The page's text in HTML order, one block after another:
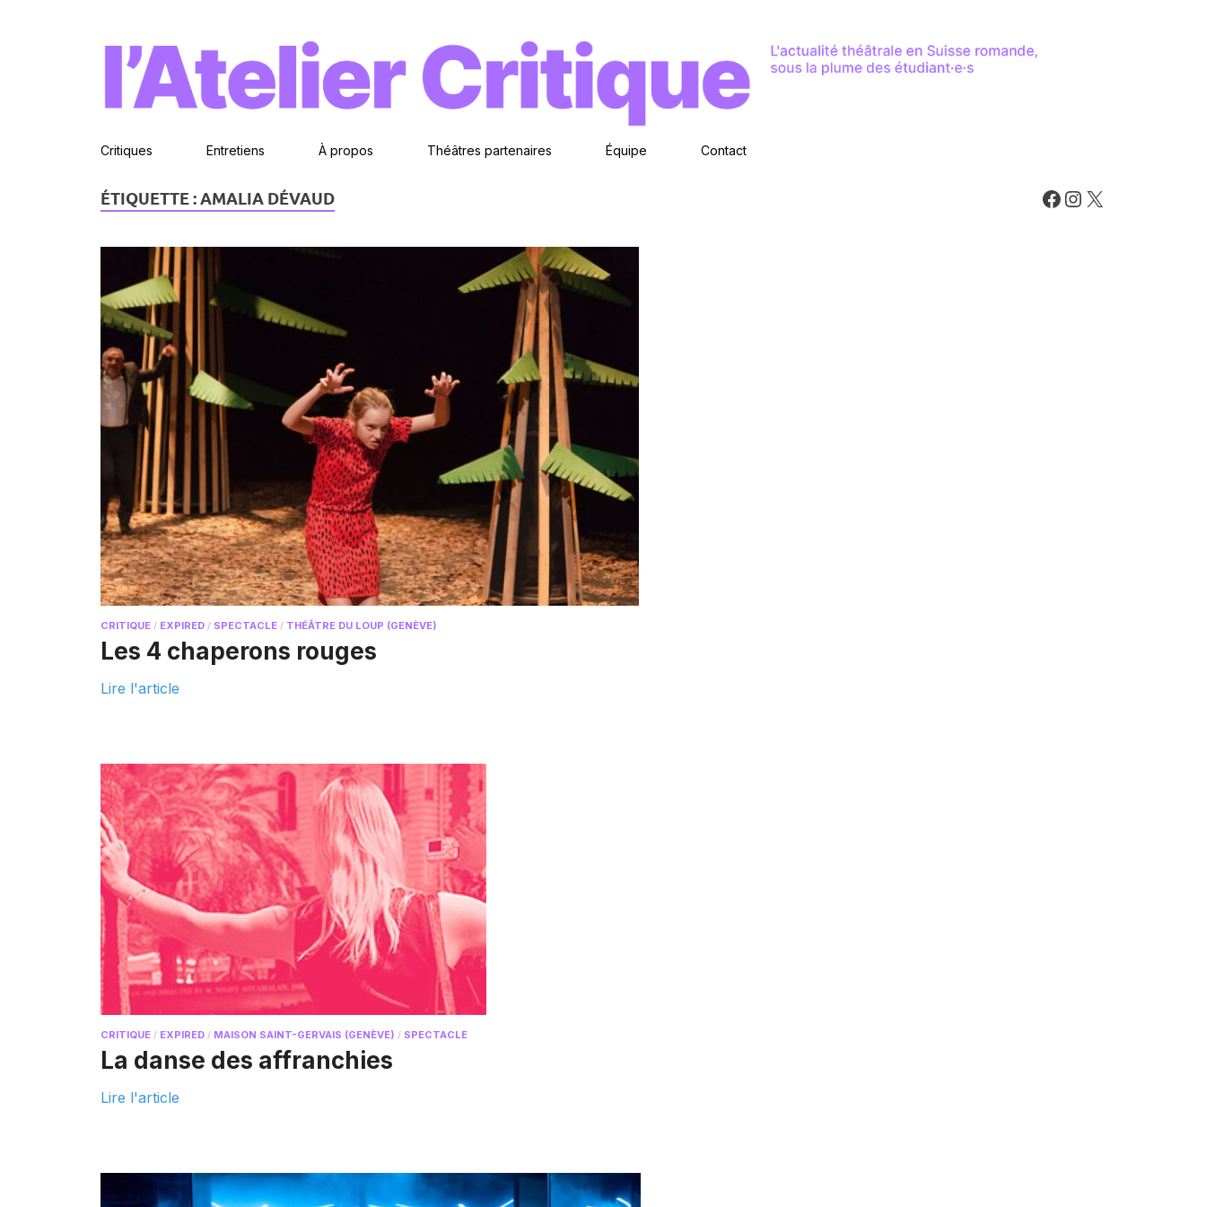
Critiques Entretiens À propos Théâtres partenaires Équipe Contact
ÉTIQUETTE :AMALIA DÉVAUD
CRITIQUE / EXPIRED / SPECTACLE / THÉÂTRE DU LOUP (GENÈVE)
Les 4 chaperons rouges
Lire l'article
CRITIQUE / EXPIRED / MAISON SAINT-GERVAIS (GENÈVE) / SPECTACLE
La danse des affranchies
Lire l'article